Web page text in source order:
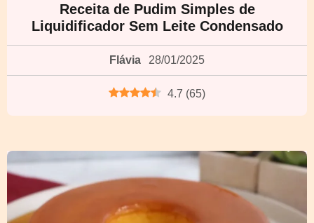
Receita de Pudim Simples de
Liquidificador Sem Leite Condensado
Flávia 28/01/2025
4.7 (65)